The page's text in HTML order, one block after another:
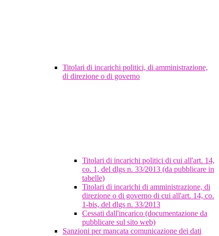
Titolari di incarichi politici, di amministrazione,
di direzione o di governo
Titolari di incarichi politici di cui all'art. 14,
co. 1, del dlgs n. 33/2013 (da pubblicare in
tabelle)
Titolari di incarichi di amministrazione, di
direzione o di governo di cui all'art. 14, co.
1-bis, del dlgs n. 33/2013
Cessati dall'incarico (documentazione da
pubblicare sul sito web)
Sanzioni per mancata comunicazione dei dati